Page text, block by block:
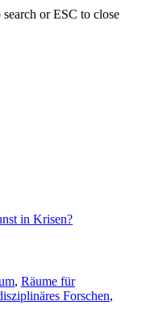
or ESC to close
, Räume für
Forschen,